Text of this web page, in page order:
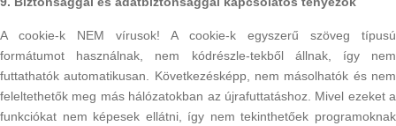
A cookie-k NEM vírusok! A cookie-k egyszerű szöveg típusú
formátumot használnak, nem kódrészle-tekből állnak, így nem
futtathatók automatikusan. Következésképp, nem másolhatók és nem
feleltethetők meg más hálózatokban az újrafuttatáshoz. Mivel ezeket a
funkciókat nem képesek ellátni, így nem tekinthetőek programoknak